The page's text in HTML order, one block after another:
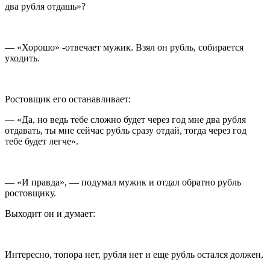
два рубля отдашь»?
— «Хорошо» -отвечает мужик. Взял он рубль, собирается
уходить.
Ростовщик его останавливает:
— «Да, но ведь тебе сложно будет через год мне два рубля
отдавать, ты мне сейчас рубль сразу отдай, тогда через год
тебе будет легче».
— «И правда», — подумал мужик и отдал обратно рубль
ростовщику.
Выходит он и думает:
Интересно, топора нет, рубля нет и еще рубль остался должен,